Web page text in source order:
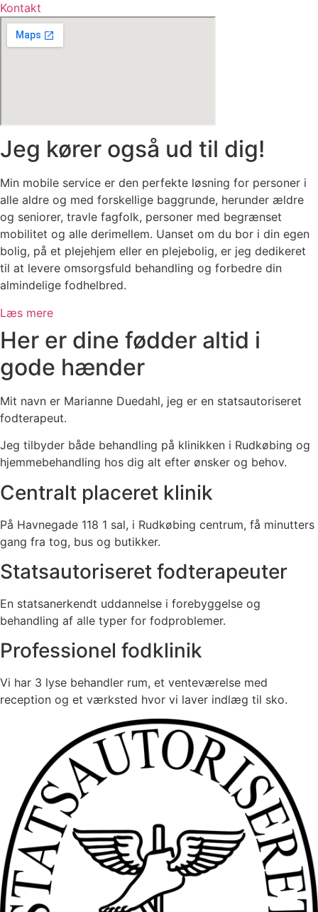
Kontakt
Jeg kører også ud til dig!
Min mobile service er den perfekte løsning for personer i
alle aldre og med forskellige baggrunde, herunder ældre
og seniorer, travle fagfolk, personer med begrænset
mobilitet og alle derimellem. Uanset om du bor i din egen
bolig, på et plejehjem eller en plejebolig, er jeg dedikeret
til at levere omsorgsfuld behandling og forbedre din
almindelige fodhelbred.
Læs mere
Her er dine fødder altid i
gode hænder
Mit navn er Marianne Duedahl, jeg er en statsautoriseret
fodterapeut.
Jeg tilbyder både behandling på klinikken i Rudkøbing og
hjemmebehandling hos dig alt efter ønsker og behov.
Centralt placeret klinik
På Havnegade 118 1 sal, i Rudkøbing centrum, få minutters
gang fra tog, bus og butikker.
Statsautoriseret fodterapeuter
En statsanerkendt uddannelse i forebyggelse og
behandling af alle typer for fodproblemer.
Professionel fodklinik
Vi har 3 lyse behandler rum, et venteværelse med
reception og et værksted hvor vi laver indlæg til sko.